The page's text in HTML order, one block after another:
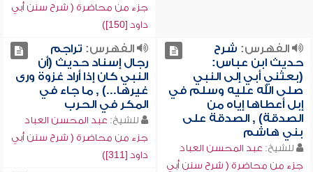
جزء من محاضرة ( شرح سنن أبي
داود [150])
الفهرس: شرح
حديث ابن عباس:
(بعثني أبي إلى النبي
صلى الله عليه وسلم في
إبل أعطاها إياه من
الصدقة) , الصدقة على
بني هاشم
للشيخ: عبد المحسن العباد
جزء من محاضرة ( شرح سنن أبي
الفهرس: تراجم
رجال إسناد حديث (أن
النبي كان إذا أراد غزوة ورى
غيرها...) , ما جاء في
المكر في الحرب
للشيخ: عبد المحسن العباد
جزء من محاضرة ( شرح سنن أبي
داود [311])